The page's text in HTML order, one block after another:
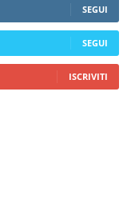
SEGUI
SEGUI
ISCRIVITI